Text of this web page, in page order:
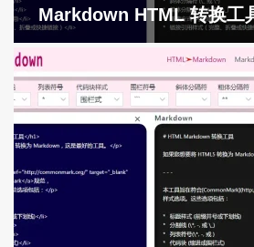
Markdown HTML 转换工